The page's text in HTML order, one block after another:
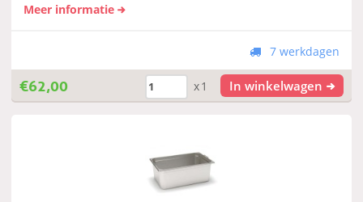
Meer informatie
7 werkdagen
€62,00 x1 In winkelwagen